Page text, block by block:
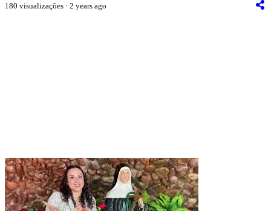
180 visualizações · 2 years ago